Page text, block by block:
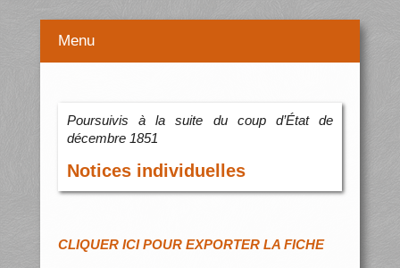
Menu
Poursuivis à la suite du coup d’État de
décembre 1851
Notices individuelles
CLIQUER ICI POUR EXPORTER LA FICHE